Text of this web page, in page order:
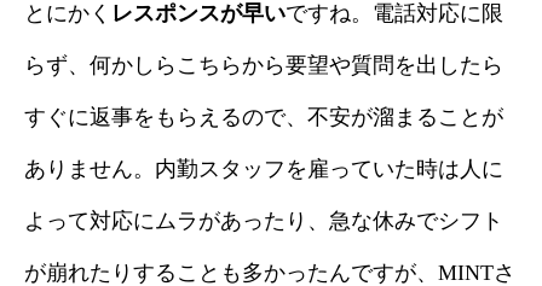
とにかく レスポンスが早いですね。電話対応に限
らず、何かしらこちらから要望や質問を出したら
すぐに返事をもらえるので、不安が溜まることが
ありません。内勤スタッフを雇っていた時は人に
よって対応にムラがあったり、急な休みでシフト
が崩れたりすることも多かったんですが、MINTさ